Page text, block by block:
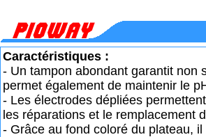
Caractéristiques :
- Un tampon abondant garantit non
permet également de maintenir le
- Les électrodes dépliées
les réparations et le remplacement
- Grâce au fond coloré du plateau,